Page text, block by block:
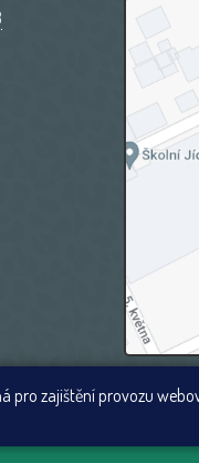
pro zajištění provozu